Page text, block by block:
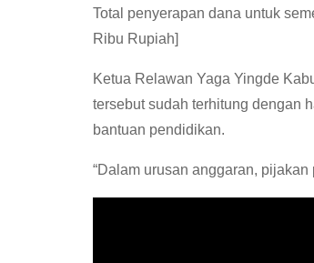
Total penyerapan dana untuk
Ribu Rupiah]
Ketua Relawan Yaga Yingde
tersebut sudah terhitung dengan
bantuan pendidikan.
“Dalam urusan anggaran, pijakan